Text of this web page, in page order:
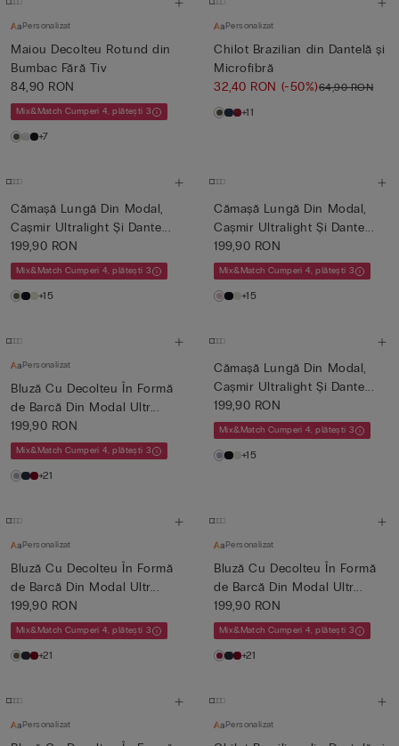
Personalizat
Maiou Decolteu Rotund din
Bumbac Fără Tiv
84,90 RON
Mix&Match Cumperi 4, plătești 3
+7
Personalizat
Chilot Brazilian din Dantelă și
Microfibră
32,40 RON (-50%)64,90 RON
+11
Cămașă Lungă Din Modal,
Cașmir Ultralight Și Dante...
199,90 RON
Mix&Match Cumperi 4, plătești 3
+15
Cămașă Lungă Din Modal,
Cașmir Ultralight Și Dante...
199,90 RON
Mix&Match Cumperi 4, plătești 3
+15
Personalizat
Bluză Cu Decolteu În Formă
de Barcă Din Modal Ultr...
199,90 RON
Mix&Match Cumperi 4, plătești 3
+21
Cămașă Lungă Din Modal,
Cașmir Ultralight Și Dante...
199,90 RON
Mix&Match Cumperi 4, plătești 3
+15
Personalizat
Bluză Cu Decolteu În Formă
de Barcă Din Modal Ultr...
199,90 RON
Mix&Match Cumperi 4, plătești 3
+21
Personalizat
Bluză Cu Decolteu În Formă
de Barcă Din Modal Ultr...
199,90 RON
Mix&Match Cumperi 4, plătești 3
+21
Personalizat Personalizat